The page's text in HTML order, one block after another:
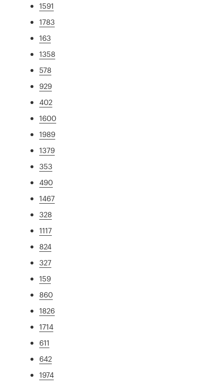
1591
1783
163
1358
578
929
402
1600
1989
1379
353
490
1467
328
1117
824
327
159
860
1826
1714
611
642
1974